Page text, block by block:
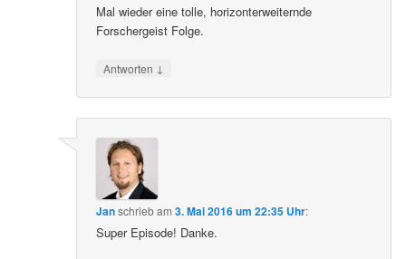
Mal wieder eine tolle, horizonterweiternde
Forschergeist Folge.
Antworten ↓
Janschriebam3. Mai 2016 um 22:35 Uhr:
Super Episode! Danke.